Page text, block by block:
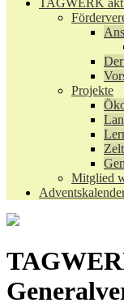
TAGWERK
Projekte
Mitglied